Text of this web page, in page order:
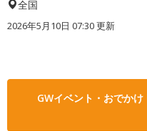
全国
2026年5月10日 07:30 更新
GWイベント・おでか